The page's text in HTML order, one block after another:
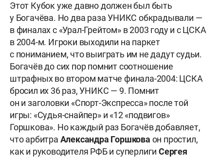
Этот Кубок уже давно должен был быть
у Богачёва. Но два раза УНИКС обкрадывали —
в финалах с «Урал-Грейтом» в 2003 году и с ЦСКА
в 2004-м. Игроки выходили на паркет
с пониманием, что выиграть им не дадут судьи.
Богачёв до сих пор помнит соотношение
штрафных во втором матче финала-2004: ЦСКА
бросил их 36 раз, УНИКС — 9. Помнит
он и заголовки «Спорт-Экспресса» после той
игры: «Судья-снайпер» и «12 «подвигов»
Горшкова». Но каждый раз Богачёв добавляет,
что арбитра Александра Горшкова он простил,
как и руководителя РФБ и суперлиги Сергея